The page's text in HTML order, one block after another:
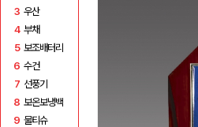
3 우산
4 부채
5 보조배터리
6 수건
7 선풍기
8 보온보냉백
9 물티슈